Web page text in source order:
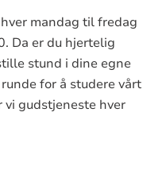
mandag til fredag
Da er du hjertelig
stund i dine egne
for å studere vårt
gudstjeneste hver